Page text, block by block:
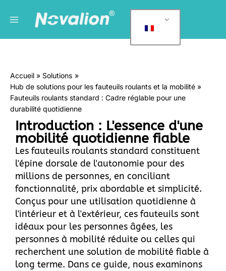
principal
a
o
r
Accueil
Solutions
Hub de solutions pour les fauteuils roulants et la mobilité
Fauteuils roulants standard : Cadre réglable pour une
durabilité quotidienne
Introduction : L'essence d'une
mobilité quotidienne fiable
Les fauteuils roulants standard constituent
l'épine dorsale de l'autonomie pour des
millions de personnes, en conciliant
fonctionnalité, prix abordable et simplicité.
Conçus pour une utilisation quotidienne à
l'intérieur et à l'extérieur, ces fauteuils sont
idéaux pour les personnes âgées, les
personnes à mobilité réduite ou celles qui
recherchent une solution de mobilité fiable à
long terme. Dans ce guide, nous examinons